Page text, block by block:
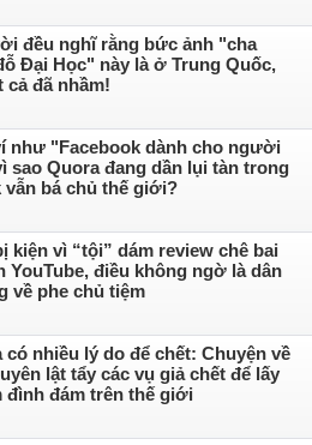
đều nghĩ rằng bức ảnh "cha
Đại Học" này là ở Trung Quốc,
đã nhầm!
như "Facebook dành cho người
sao Quora đang dần lụi tàn trong
vẫn bá chủ thế giới?
kiện vì “tội” dám review chê bai
YouTube, điều không ngờ là dân
về phe chủ tiệm
nhiều lý do để chết: Chuyện về
lật tẩy các vụ giả chết để lấy
đình đám trên thế giới